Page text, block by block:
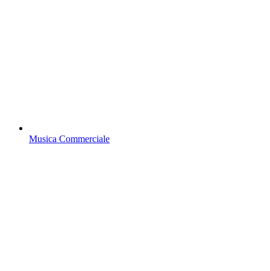
Musica Commerciale